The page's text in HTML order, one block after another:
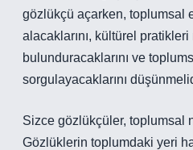
gözlükçü açarken, toplumsal
alacaklarını, kültürel
bulunduracaklarını ve
sorgulayacaklarını
Sizce gözlükçüler, toplumsal
Gözlüklerin toplumdaki yeri